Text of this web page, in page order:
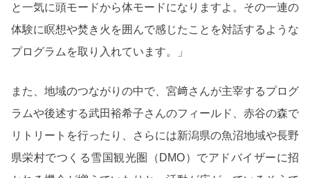
と一気に頭モードから体モードになりますよ。その一連の
体験に瞑想や焚き火を囲んで感じたことを対話するような
プログラムを取り入れています。」
また、地域のつながりの中で、宮﨑さんが主宰するプログ
ラムや後述する武田裕希子さんのフィールド、赤谷の森で
リトリートを行ったり、さらには新潟県の魚沼地域や長野
県栄村でつくる雪国観光圏（DMO）でアドバイザーに招